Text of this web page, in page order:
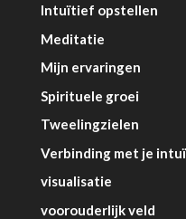
Intuïtief opstellen
Meditatie
Mijn ervaringen
Spirituele groei
Tweelingzielen
Verbinding met je
visualisatie
voorouderlijk veld